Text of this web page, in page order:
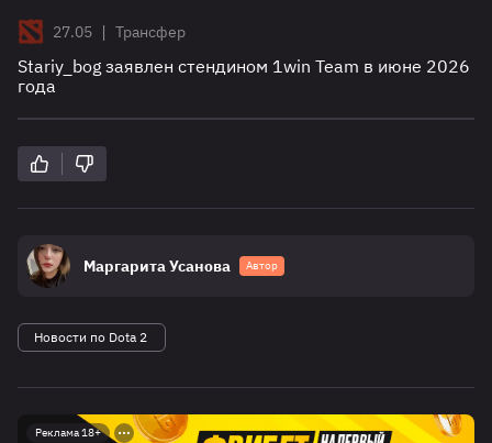
27.05 | Трансфер
Stariy_bog заявлен стендином 1win Team в июне 2026
года
Маргарита Усанова Автор
Новости по Dota 2
Реклама 18+